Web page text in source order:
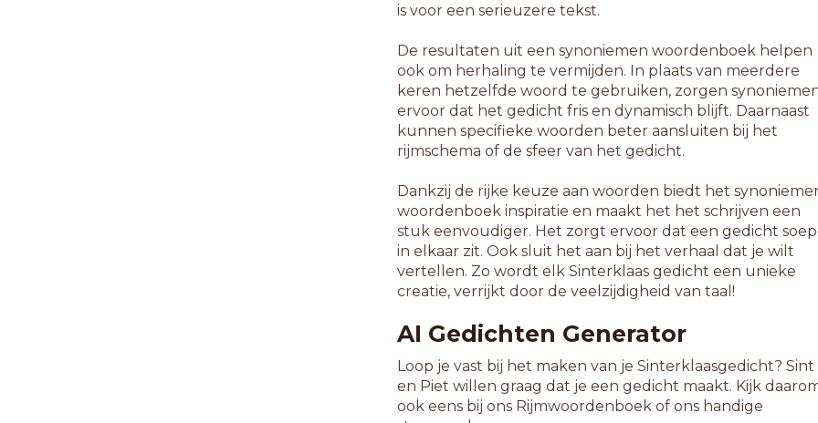
is voor een serieuzere tekst.
De resultaten uit een synoniemen woordenboek helpen
ook om herhaling te vermijden. In plaats van meerdere
keren hetzelfde woord te gebruiken, zorgen
ervoor dat het gedicht fris en dynamisch blijft. Daarnaast
kunnen specifieke woorden beter aansluiten bij het
rijmschema of de sfeer van het gedicht.
Dankzij de rijke keuze aan woorden biedt het
woordenboek inspiratie en maakt het het schrijven een
stuk eenvoudiger. Het zorgt ervoor dat een gedicht
in elkaar zit. Ook sluit het aan bij het verhaal dat je wilt
vertellen. Zo wordt elk Sinterklaas gedicht een unieke
creatie, verrijkt door de veelzijdigheid van taal!
AI Gedichten Generator
Loop je vast bij het maken van je Sinterklaasgedicht? Sint
en Piet willen graag dat je een gedicht maakt. Kijk
ook eens bij ons Rijmwoordenboek of ons handige